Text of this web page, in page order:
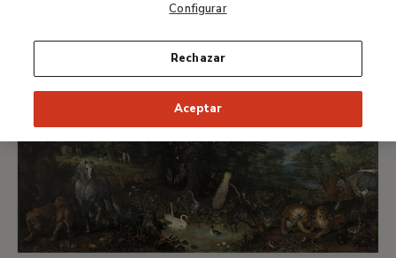
Configurar
Rechazar
Aceptar